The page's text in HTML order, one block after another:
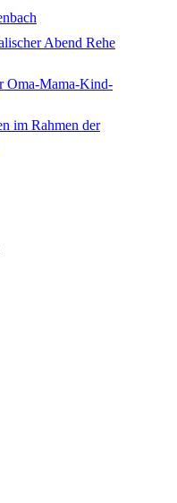
Abend Rehe
Oma-Mama-Kind-
im Rahmen der